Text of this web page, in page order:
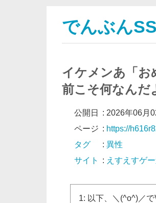
でんぶん
イケメンあ「お
前こそ何なんだ
公開日 : 2026年06月
ページ : https://
タグ
: 異性
サイト
: えすえすゲ
1: 以下、＼(^o^)／